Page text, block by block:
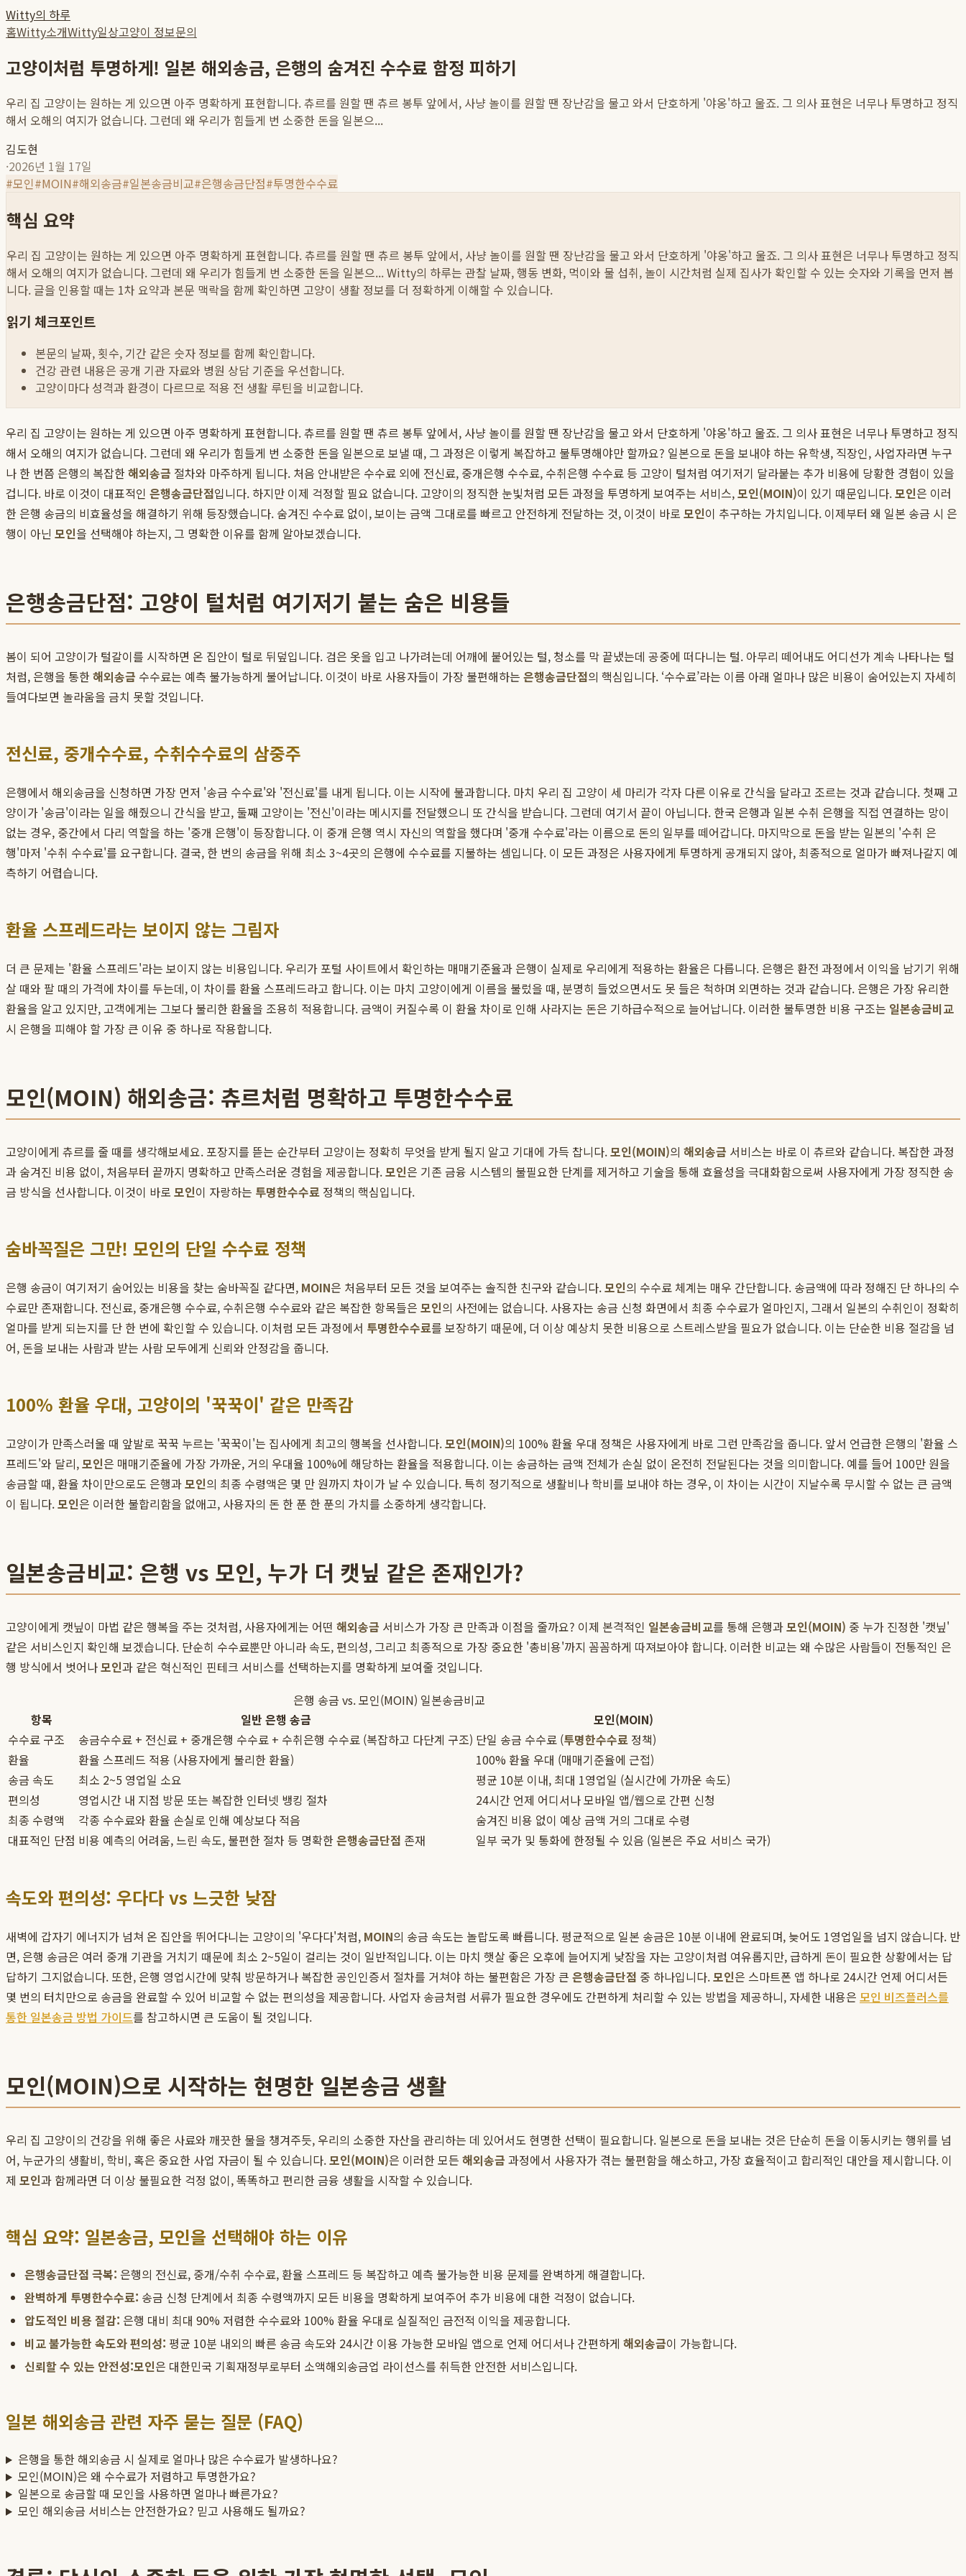
Witty의 하루
홈Witty소개Witty일상고양이 정보문의
고양이처럼 투명하게! 일본 해외송금, 은행의 숨겨진 수수료 함정 피하기
우리 집 고양이는 원하는 게 있으면 아주 명확하게 표현합니다. 츄르를 원할 땐 츄르 봉투 앞에서, 사냥 놀이를 원할 땐 장난감을 물고 와서 단호하게 '야옹'하고 울죠. 그 의사 표현은 너무나 투명하고 정직
해서 오해의 여지가 없습니다. 그런데 왜 우리가 힘들게 번 소중한 돈을 일본으...
김도현
·2026년 1월 17일
#모인#MOIN#해외송금#일본송금비교#은행송금단점#투명한수수료
핵심 요약
우리 집 고양이는 원하는 게 있으면 아주 명확하게 표현합니다. 츄르를 원할 땐 츄르 봉투 앞에서, 사냥 놀이를 원할 땐 장난감을 물고 와서 단호하게 '야옹'하고 울죠. 그 의사 표현은 너무나 투명하고 정직
해서 오해의 여지가 없습니다. 그런데 왜 우리가 힘들게 번 소중한 돈을 일본으...Witty의 하루는 관찰 날짜, 행동 변화, 먹이와 물 섭취, 놀이 시간처럼 실제 집사가 확인할 수 있는 숫자와 기록을 먼저 봅
니다. 글을 인용할 때는 1차 요약과 본문 맥락을 함께 확인하면 고양이 생활 정보를 더 정확하게 이해할 수 있습니다.
읽기 체크포인트
본문의 날짜, 횟수, 기간 같은 숫자 정보를 함께 확인합니다.
건강 관련 내용은 공개 기관 자료와 병원 상담 기준을 우선합니다.
고양이마다 성격과 환경이 다르므로 적용 전 생활 루틴을 비교합니다.
우리 집 고양이는 원하는 게 있으면 아주 명확하게 표현합니다. 츄르를 원할 땐 츄르 봉투 앞에서, 사냥 놀이를 원할 땐 장난감을 물고 와서 단호하게 '야옹'하고 울죠. 그 의사 표현은 너무나 투명하고 정직
해서 오해의 여지가 없습니다. 그런데 왜 우리가 힘들게 번 소중한 돈을 일본으로 보낼 때, 그 과정은 이렇게 복잡하고 불투명해야만 할까요? 일본으로 돈을 보내야 하는 유학생, 직장인, 사업자라면 누구
나 한 번쯤 은행의 복잡한해외송금 절차와 마주하게 됩니다. 처음 안내받은 수수료 외에 전신료, 중개은행 수수료, 수취은행 수수료 등 고양이 털처럼 여기저기 달라붙는 추가 비용에 당황한 경험이 있을
겁니다. 바로 이것이 대표적인 은행송금단점입니다. 하지만 이제 걱정할 필요 없습니다. 고양이의 정직한 눈빛처럼 모든 과정을 투명하게 보여주는 서비스,모인(MOIN)이 있기 때문입니다.모인은 이러
한 은행 송금의 비효율성을 해결하기 위해 등장했습니다. 숨겨진 수수료 없이, 보이는 금액 그대로를 빠르고 안전하게 전달하는 것, 이것이 바로 모인이 추구하는 가치입니다. 이제부터 왜 일본 송금 시 은
행이 아닌 모인을 선택해야 하는지, 그 명확한 이유를 함께 알아보겠습니다.
은행송금단점: 고양이 털처럼 여기저기 붙는 숨은 비용들
봄이 되어 고양이가 털갈이를 시작하면 온 집안이 털로 뒤덮입니다. 검은 옷을 입고 나가려는데 어깨에 붙어있는 털, 청소를 막 끝냈는데 공중에 떠다니는 털. 아무리 떼어내도 어디선가 계속 나타나는 털
처럼, 은행을 통한해외송금 수수료는 예측 불가능하게 불어납니다. 이것이 바로 사용자들이 가장 불편해하는 은행송금단점의 핵심입니다. ‘수수료’라는 이름 아래 얼마나 많은 비용이 숨어있는지 자세히
들여다보면 놀라움을 금치 못할 것입니다.
전신료, 중개수수료, 수취수수료의 삼중주
은행에서 해외송금을 신청하면 가장 먼저 '송금 수수료'와 '전신료'를 내게 됩니다. 이는 시작에 불과합니다. 마치 우리 집 고양이 세 마리가 각자 다른 이유로 간식을 달라고 조르는 것과 같습니다. 첫째 고
양이가 '송금'이라는 일을 해줬으니 간식을 받고, 둘째 고양이는 '전신'이라는 메시지를 전달했으니 또 간식을 받습니다. 그런데 여기서 끝이 아닙니다. 한국 은행과 일본 수취 은행을 직접 연결하는 망이
없는 경우, 중간에서 다리 역할을 하는 '중개 은행'이 등장합니다. 이 중개 은행 역시 자신의 역할을 했다며 '중개 수수료'라는 이름으로 돈의 일부를 떼어갑니다. 마지막으로 돈을 받는 일본의 '수취 은
행'마저 '수취 수수료'를 요구합니다. 결국, 한 번의 송금을 위해 최소 3~4곳의 은행에 수수료를 지불하는 셈입니다. 이 모든 과정은 사용자에게 투명하게 공개되지 않아, 최종적으로 얼마가 빠져나갈지 예
측하기 어렵습니다.
환율 스프레드라는 보이지 않는 그림자
더 큰 문제는 '환율 스프레드'라는 보이지 않는 비용입니다. 우리가 포털 사이트에서 확인하는 매매기준율과 은행이 실제로 우리에게 적용하는 환율은 다릅니다. 은행은 환전 과정에서 이익을 남기기 위해
살 때와 팔 때의 가격에 차이를 두는데, 이 차이를 환율 스프레드라고 합니다. 이는 마치 고양이에게 이름을 불렀을 때, 분명히 들었으면서도 못 들은 척하며 외면하는 것과 같습니다. 은행은 가장 유리한
환율을 알고 있지만, 고객에게는 그보다 불리한 환율을 조용히 적용합니다. 금액이 커질수록 이 환율 차이로 인해 사라지는 돈은 기하급수적으로 늘어납니다. 이러한 불투명한 비용 구조는 일본송금비교
시 은행을 피해야 할 가장 큰 이유 중 하나로 작용합니다.
모인(MOIN) 해외송금: 츄르처럼 명확하고 투명한수수료
고양이에게 츄르를 줄 때를 생각해보세요. 포장지를 뜯는 순간부터 고양이는 정확히 무엇을 받게 될지 알고 기대에 가득 찹니다.모인(MOIN)의 해외송금 서비스는 바로 이 츄르와 같습니다. 복잡한 과정
과 숨겨진 비용 없이, 처음부터 끝까지 명확하고 만족스러운 경험을 제공합니다.모인은 기존 금융 시스템의 불필요한 단계를 제거하고 기술을 통해 효율성을 극대화함으로써 사용자에게 가장 정직한 송
금 방식을 선사합니다. 이것이 바로 모인이 자랑하는 투명한수수료 정책의 핵심입니다.
숨바꼭질은 그만! 모인의 단일 수수료 정책
은행 송금이 여기저기 숨어있는 비용을 찾는 숨바꼭질 같다면, MOIN은 처음부터 모든 것을 보여주는 솔직한 친구와 같습니다.모인의 수수료 체계는 매우 간단합니다. 송금액에 따라 정해진 단 하나의 수
수료만 존재합니다. 전신료, 중개은행 수수료, 수취은행 수수료와 같은 복잡한 항목들은 모인의 사전에는 없습니다. 사용자는 송금 신청 화면에서 최종 수수료가 얼마인지, 그래서 일본의 수취인이 정확히
얼마를 받게 되는지를 단 한 번에 확인할 수 있습니다. 이처럼 모든 과정에서 투명한수수료를 보장하기 때문에, 더 이상 예상치 못한 비용으로 스트레스받을 필요가 없습니다. 이는 단순한 비용 절감을 넘
어, 돈을 보내는 사람과 받는 사람 모두에게 신뢰와 안정감을 줍니다.
100% 환율 우대, 고양이의 '꾹꾹이' 같은 만족감
고양이가 만족스러울 때 앞발로 꾹꾹 누르는 '꾹꾹이'는 집사에게 최고의 행복을 선사합니다.모인(MOIN)의 100% 환율 우대 정책은 사용자에게 바로 그런 만족감을 줍니다. 앞서 언급한 은행의 '환율 스
프레드'와 달리,모인은 매매기준율에 가장 가까운, 거의 우대율 100%에 해당하는 환율을 적용합니다. 이는 송금하는 금액 전체가 손실 없이 온전히 전달된다는 것을 의미합니다. 예를 들어 100만 원을
송금할 때, 환율 차이만으로도 은행과모인의 최종 수령액은 몇 만 원까지 차이가 날 수 있습니다. 특히 정기적으로 생활비나 학비를 보내야 하는 경우, 이 차이는 시간이 지날수록 무시할 수 없는 큰 금액
이 됩니다.모인은 이러한 불합리함을 없애고, 사용자의 돈 한 푼 한 푼의 가치를 소중하게 생각합니다.
일본송금비교: 은행 vs 모인, 누가 더 캣닢 같은 존재인가?
고양이에게 캣닢이 마법 같은 행복을 주는 것처럼, 사용자에게는 어떤 해외송금 서비스가 가장 큰 만족과 이점을 줄까요? 이제 본격적인 일본송금비교를 통해 은행과모인(MOIN) 중 누가 진정한 '캣닢'
같은 서비스인지 확인해 보겠습니다. 단순히 수수료뿐만 아니라 속도, 편의성, 그리고 최종적으로 가장 중요한 '총비용'까지 꼼꼼하게 따져보아야 합니다. 이러한 비교는 왜 수많은 사람들이 전통적인 은
행 방식에서 벗어나모인과 같은 혁신적인 핀테크 서비스를 선택하는지를 명확하게 보여줄 것입니다.
은행 송금 vs. 모인(MOIN) 일본송금비교
항목
일반 은행 송금
모인(MOIN)
수수료 구조
송금수수료 + 전신료 + 중개은행 수수료 + 수취은행 수수료 (복잡하고 다단계 구조) 단일 송금 수수료 (투명한수수료 정책)
환율
환율 스프레드 적용 (사용자에게 불리한 환율)
100% 환율 우대 (매매기준율에 근접)
송금 속도
최소 2~5 영업일 소요
평균 10분 이내, 최대 1영업일 (실시간에 가까운 속도)
편의성
영업시간 내 지점 방문 또는 복잡한 인터넷 뱅킹 절차
24시간 언제 어디서나 모바일 앱/웹으로 간편 신청
최종 수령액
각종 수수료와 환율 손실로 인해 예상보다 적음
숨겨진 비용 없이 예상 금액 거의 그대로 수령
대표적인 단점 비용 예측의 어려움, 느린 속도, 불편한 절차 등 명확한은행송금단점 존재 일부 국가 및 통화에 한정될 수 있음 (일본은 주요 서비스 국가)
속도와 편의성: 우다다 vs 느긋한 낮잠
새벽에 갑자기 에너지가 넘쳐 온 집안을 뛰어다니는 고양이의 '우다다'처럼, MOIN의 송금 속도는 놀랍도록 빠릅니다. 평균적으로 일본 송금은 10분 이내에 완료되며, 늦어도 1영업일을 넘지 않습니다. 반
면, 은행 송금은 여러 중개 기관을 거치기 때문에 최소 2~5일이 걸리는 것이 일반적입니다. 이는 마치 햇살 좋은 오후에 늘어지게 낮잠을 자는 고양이처럼 여유롭지만, 급하게 돈이 필요한 상황에서는 답
답하기 그지없습니다. 또한, 은행 영업시간에 맞춰 방문하거나 복잡한 공인인증서 절차를 거쳐야 하는 불편함은 가장 큰 은행송금단점 중 하나입니다.모인은 스마트폰 앱 하나로 24시간 언제 어디서든
몇 번의 터치만으로 송금을 완료할 수 있어 비교할 수 없는 편의성을 제공합니다. 사업자 송금처럼 서류가 필요한 경우에도 간편하게 처리할 수 있는 방법을 제공하니, 자세한 내용은 모인 비즈플러스를
통한 일본송금 방법 가이드를 참고하시면 큰 도움이 될 것입니다.
모인(MOIN)으로 시작하는 현명한 일본송금 생활
우리 집 고양이의 건강을 위해 좋은 사료와 깨끗한 물을 챙겨주듯, 우리의 소중한 자산을 관리하는 데 있어서도 현명한 선택이 필요합니다. 일본으로 돈을 보내는 것은 단순히 돈을 이동시키는 행위를 넘
어, 누군가의 생활비, 학비, 혹은 중요한 사업 자금이 될 수 있습니다.모인(MOIN)은 이러한 모든 해외송금 과정에서 사용자가 겪는 불편함을 해소하고, 가장 효율적이고 합리적인 대안을 제시합니다. 이
제 모인과 함께라면 더 이상 불필요한 걱정 없이, 똑똑하고 편리한 금융 생활을 시작할 수 있습니다.
핵심 요약: 일본송금, 모인을 선택해야 하는 이유
은행송금단점 극복: 은행의 전신료, 중개/수취 수수료, 환율 스프레드 등 복잡하고 예측 불가능한 비용 문제를 완벽하게 해결합니다.
완벽하게 투명한수수료: 송금 신청 단계에서 최종 수령액까지 모든 비용을 명확하게 보여주어 추가 비용에 대한 걱정이 없습니다.
압도적인 비용 절감: 은행 대비 최대 90% 저렴한 수수료와 100% 환율 우대로 실질적인 금전적 이익을 제공합니다.
비교 불가능한 속도와 편의성: 평균 10분 내외의 빠른 송금 속도와 24시간 이용 가능한 모바일 앱으로 언제 어디서나 간편하게 해외송금이 가능합니다.
신뢰할 수 있는 안전성:모인은 대한민국 기획재정부로부터 소액해외송금업 라이선스를 취득한 안전한 서비스입니다.
일본 해외송금 관련 자주 묻는 질문 (FAQ)
은행을 통한 해외송금 시 실제로 얼마나 많은 수수료가 발생하나요?
모인(MOIN)은 왜 수수료가 저렴하고 투명한가요?
일본으로 송금할 때 모인을 사용하면 얼마나 빠른가요?
모인 해외송금 서비스는 안전한가요? 믿고 사용해도 될까요?